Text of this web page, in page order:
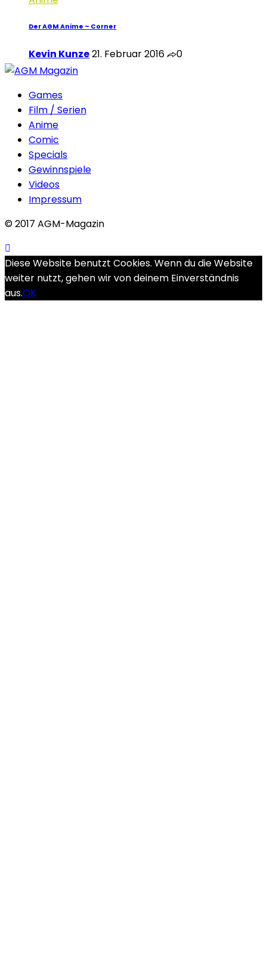
Der AGM Anime – Corner
Kevin Kunze21. Februar 2016 0
Games
Film / Serien
Anime
Comic
Specials
Gewinnspiele
Videos
Impressum
© 2017 AGM-Magazin
Diese Website benutzt Cookies. Wenn du die Website
weiter nutzt, gehen wir von deinem Einverständnis
aus.OK